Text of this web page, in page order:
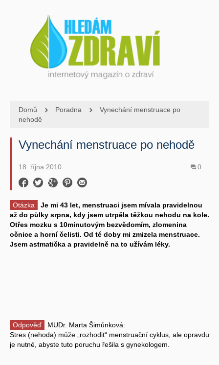
Domů Poradna
Vynechání menstruace po
nehodě
Vynechání menstruace po nehodě
18. října 2010 0
Otázka
Je mi 43 let, menstruaci jsem mívala pravidelnou
až do půlky srpna, kdy jsem utrpěla těžkou nehodu na kole.
Otřes mozku s 10minutovým bezvědomím, zlomenina
očnice a horní čelisti. Od té doby mi zmizela menstruace.
Jsem astmatička a pravidelně na to užívám léky.
Odpověď
MUDr. Marta Šimůnková:
Stres (nehoda) může „rozhodit“ menstruační cyklus, ale opravdu
je nutné, abyste tuto poruchu řešila s gynekologem.